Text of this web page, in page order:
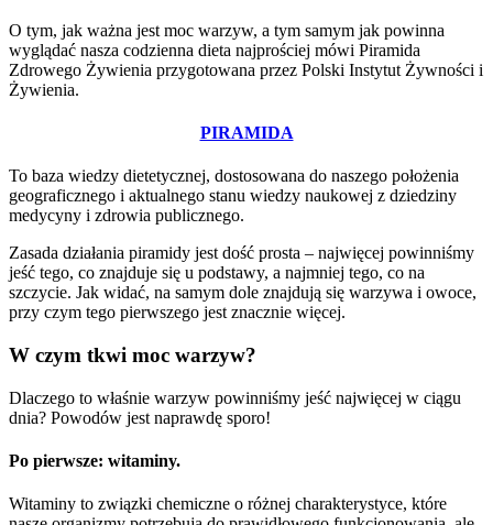
O tym, jak ważna jest moc warzyw, a tym samym jak powinna
wyglądać nasza codzienna dieta najprościej mówi Piramida
Zdrowego Żywienia przygotowana przez Polski Instytut Żywności i
Żywienia.
PIRAMIDA
To baza wiedzy dietetycznej, dostosowana do naszego położenia
geograficznego i aktualnego stanu wiedzy naukowej z dziedziny
medycyny i zdrowia publicznego.
Zasada działania piramidy jest dość prosta – najwięcej powinniśmy
jeść tego, co znajduje się u podstawy, a najmniej tego, co na
szczycie. Jak widać, na samym dole znajdują się warzywa i owoce,
przy czym tego pierwszego jest znacznie więcej.
W czym tkwi moc warzyw?
Dlaczego to właśnie warzyw powinniśmy jeść najwięcej w ciągu
dnia? Powodów jest naprawdę sporo!
Po pierwsze: witaminy.
Witaminy to związki chemiczne o różnej charakterystyce, które